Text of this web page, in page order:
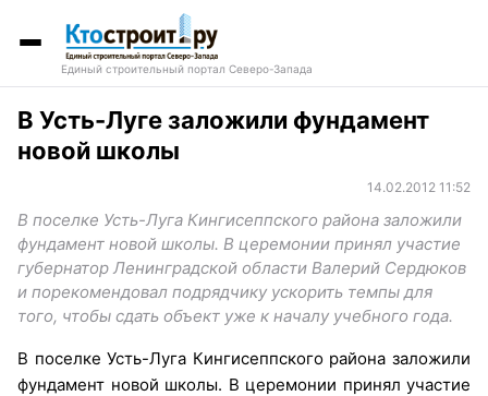
Единый строительный портал Северо-Запада
В Усть-Луге заложили фундамент
новой школы
14.02.2012 11:52
В поселке Усть-Луга Кингисеппского района заложили
фундамент новой школы. В церемонии принял участие
губернатор Ленинградской области Валерий Сердюков
и порекомендовал подрядчику ускорить темпы для
того, чтобы сдать объект уже к началу учебного года.
В поселке Усть-Луга Кингисеппского района заложили
фундамент новой школы. В церемонии принял участие